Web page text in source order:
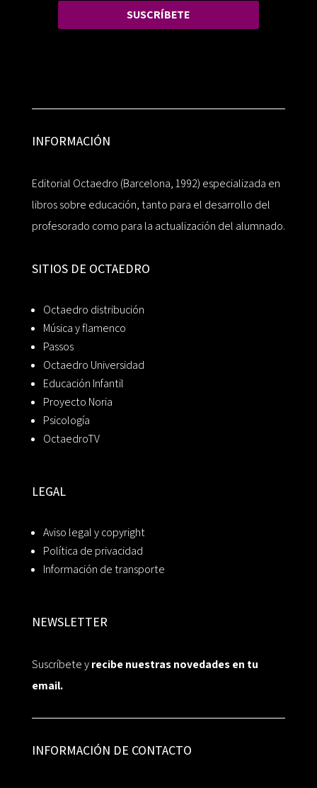
SUSCRÍBETE
INFORMACIÓN
Editorial Octaedro (Barcelona, 1992) especializada en
libros sobre educación, tanto para el desarrollo del
profesorado como para la actualización del alumnado.
SITIOS DE OCTAEDRO
Octaedro distribución
Música y flamenco
Passos
Octaedro Universidad
Educación Infantil
Proyecto Noria
Psicología
OctaedroTV
LEGAL
Aviso legal y copyright
Política de privacidad
Información de transporte
NEWSLETTER
Suscríbete yrecibe nuestras novedades en tu
email.
INFORMACIÓN DE CONTACTO